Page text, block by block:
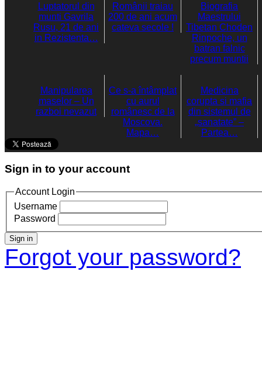
Luptatorul din
munti Gavrila
Rusu, 21 de ani
in Rezistenta…
Românii traiau
200 de ani acum
cateva secole !
Biografia
Maestrului
Tibetan Choden
Rinpoche, un
batran falnic
precum muntii
Manipularea
maselor – Un
razboi nevazut
Ce s-a întâmplat
cu aurul
românesc de la
Moscova.
Mapa…
Medicina
corupta si mafia
din sistemul de
„sanatate” –
Partea…
Sign in to your account
Account Login
Username
Password
Sign in
Forgot your password?